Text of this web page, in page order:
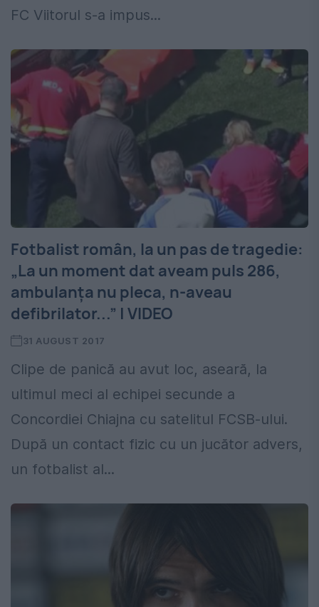
FC Viitorul s-a impus...
Fotbalist român, la un pas de tragedie:
„La un moment dat aveam puls 286,
ambulanţa nu pleca, n-aveau
defibrilator...” | VIDEO
31 AUGUST 2017
Clipe de panică au avut loc, aseară, la
ultimul meci al echipei secunde a
Concordiei Chiajna cu satelitul FCSB-ului.
După un contact fizic cu un jucător advers,
un fotbalist al...